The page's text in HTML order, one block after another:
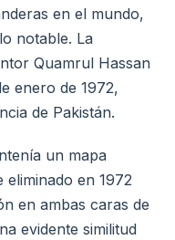
en el mundo,
notable. La
Quamrul Hassan
enero de 1972,
de Pakistán.
un mapa
en 1972
en ambas caras de
evidente similitud